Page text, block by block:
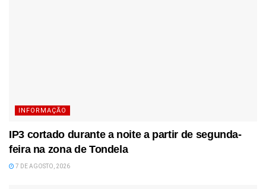
INFORMAÇÃO
IP3 cortado durante a noite a partir de segunda-
feira na zona de Tondela
7 DE AGOSTO, 2026